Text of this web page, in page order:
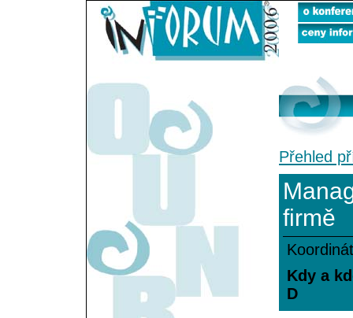
Přehled
firmě
Kdy a
D